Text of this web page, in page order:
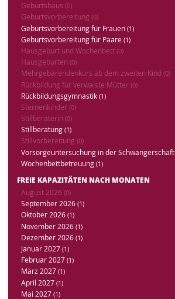
Geburtshaus (0)
Geburtsvorbereitung (0)
Geburtsvorbereitung für Frauen (1)
Geburtsvorbereitung für Paare (1)
Hausgeburt und Wochenbett (0)
Hausgeburten (0)
Mehrgebärendenkurs ab dem zweiten Kind (0)
Rückbildung für verwaiste Mütter (0)
Rückbildungsgymnastik (1)
Sternenkinder (0)
Stillberaterin (0)
Stillberatung (1)
Stillvorbereitung (0)
Vorsorgeuntersuchung in der Schwangerschaft
Wochenbettbetreuung (1)
FREIE KAPAZITÄTEN NACH MONATEN
August 2026 (0)
September 2026 (1)
Oktober 2026 (1)
November 2026 (1)
Dezember 2026 (1)
Januar 2027 (1)
Februar 2027 (1)
März 2027 (1)
April 2027 (1)
Mai 2027 (1)